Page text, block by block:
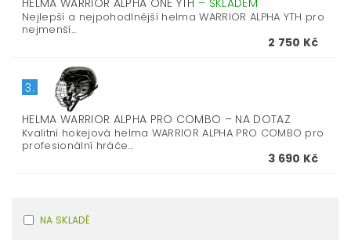
HELMA WARRIOR ALPHA ONE YTH – SKLADEM
Nejlepší a nejpohodlnější helma WARRIOR ALPHA YTH pro
nejmenší...
2 750 Kč
3.
HELMA WARRIOR ALPHA PRO COMBO – NA DOTAZ
Kvalitní hokejová helma WARRIOR ALPHA PRO COMBO pro
profesionální hráče...
3 690 Kč
NA SKLADĚ